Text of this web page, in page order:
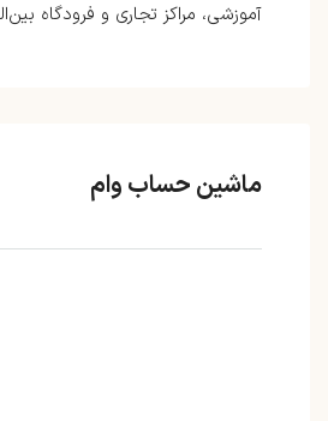
آموزشی، مراکز تجاری و فرودگاه
ماشین حساب وام